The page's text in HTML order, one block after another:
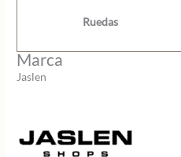
Ruedas
Marca
Jaslen